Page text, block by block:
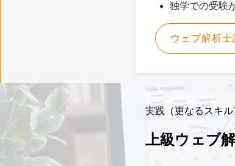
独学での受験
ウェブ解析
実践（更なるスキル
上級ウェブ